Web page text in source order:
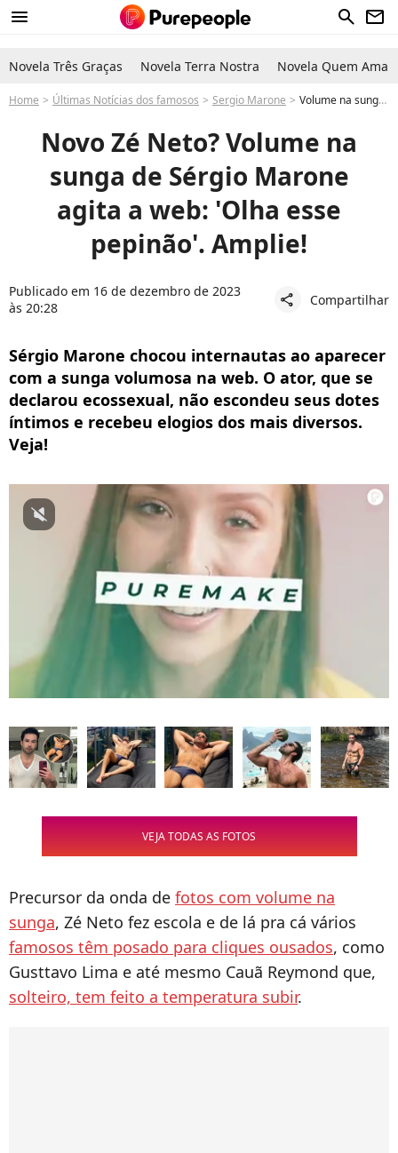
menu search newsletter
Novela Três Graças Novela Terra Nostra Novela Quem Ama
Home Últimas Notícias dos famosos Sergio Marone Volume na sunga de Sérgio Marone agita a web: 'Olha esse pepinão'. E você pode dar zoom!
Novo Zé Neto? Volume na
sunga de Sérgio Marone
agita a web: 'Olha esse
pepinão'. Amplie!
Publicado em 16 de dezembro de 2023
às 20:28
share Compartilhar
Sérgio Marone chocou internautas ao aparecer
com a sunga volumosa na web. O ator, que se
declarou ecossexual, não escondeu seus dotes
íntimos e recebeu elogios dos mais diversos.
Veja!
VEJA TODAS AS FOTOS
Precursor da onda de fotos com volume na
sunga, Zé Neto fez escola e de lá pra cá vários
famosos têm posado para cliques ousados, como
Gusttavo Lima e até mesmo Cauã Reymond que,
solteiro, tem feito a temperatura subir.